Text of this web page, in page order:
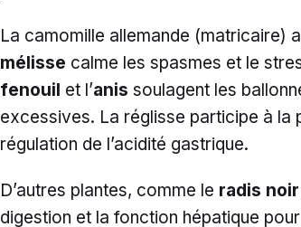
La camomille allemande (matricaire)
mélisse calme les spasmes et le
fenouil et l’anis soulagent les
excessives. La réglisse participe à la
régulation de l’acidité gastrique.
D’autres plantes, comme le radis noir
digestion et la fonction hépatique